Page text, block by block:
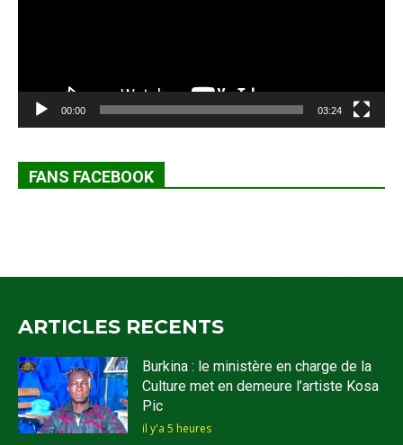
00:00 03:24
FANS FACEBOOK
ARTICLES RECENTS
Burkina : le ministère en charge de la
Culture met en demeure l’artiste Kosa
Pic
il y'a 5 heures